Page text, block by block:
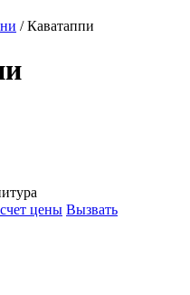
/ Каватаппи
цены Вызвать